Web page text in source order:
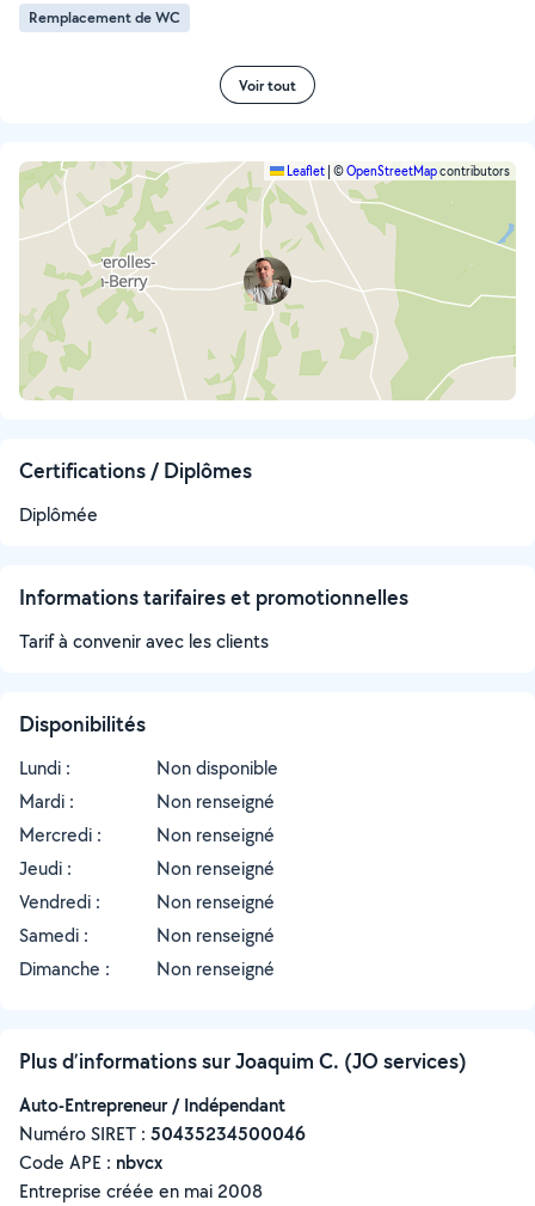
Remplacement de WC
Voir tout
Leaflet| ©OpenStreetMapcontributors
Certifications / Diplômes
Diplômée
Informations tarifaires et promotionnelles
Tarif à convenir avec les clients
Disponibilités
Lundi :
Non disponible
Mardi :
Non renseigné
Mercredi :
Non renseigné
Jeudi :
Non renseigné
Vendredi :
Non renseigné
Samedi :
Non renseigné
Dimanche :
Non renseigné
Plus d’informations sur Joaquim C. (JO services)
Auto-Entrepreneur / Indépendant
Numéro SIRET : ‍50435234500046
Code APE : nbvcx
Entreprise créée en mai 2008